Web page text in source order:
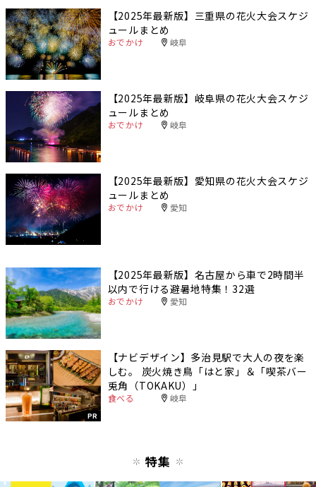
【2025年最新版】三重県の花火大会スケジ
ュールまとめ
おでかけ 岐阜
【2025年最新版】岐阜県の花火大会スケジ
ュールまとめ
おでかけ 岐阜
【2025年最新版】愛知県の花火大会スケジ
ュールまとめ
おでかけ 愛知
【2025年最新版】名古屋から車で2時間半
以内で行ける避暑地特集！32選
おでかけ 愛知
PR
【ナビデザイン】多治見駅で大人の夜を楽
しむ。 炭火焼き鳥「はと家」＆「喫茶バー
兎角（TOKAKU）」
食べる 岐阜
特集